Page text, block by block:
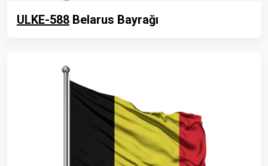
ULKE-588 Belarus Bayrağı